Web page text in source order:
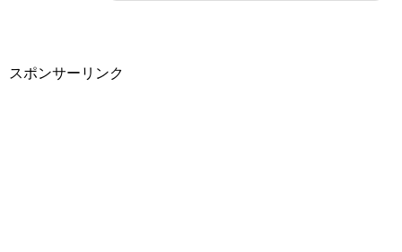
スポンサーリンク